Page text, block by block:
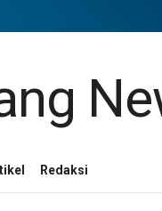
Redaksi